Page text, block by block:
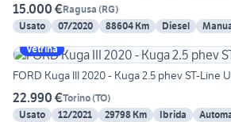
15.000 €Ragusa (RG)
Usato
07/2020 88604 Km Diesel
Vetrina
FORD Kuga III 2020 - Kuga 2.5 phev ST-Line
22.990 €Torino(TO)
Usato
12/2021 29798 Km Ibrida